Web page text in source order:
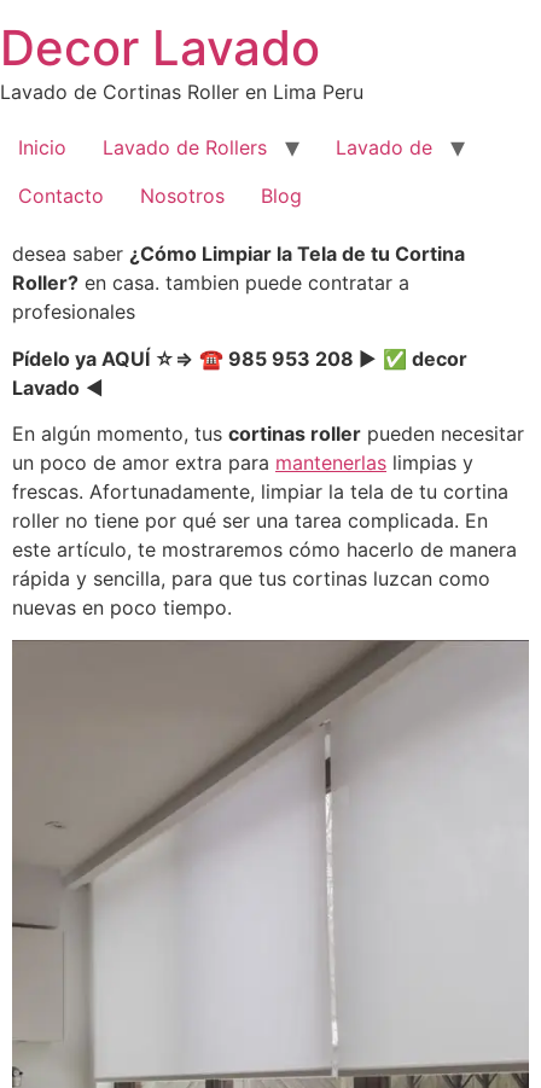
al
contenido
Decor Lavado
Lavado de Cortinas Roller en Lima Peru
Inicio Lavado de Rollers
Lavado de
Contacto
Nosotros Blog
desea saber ¿Cómo Limpiar la Tela de tu Cortina
Roller? en casa. tambien puede contratar a
profesionales
Pídelo ya AQUÍ ☆ ⇒ ☎ 985 953 208 ▶️ ✅ decor
Lavado ◀️
En algún momento, tus cortinas roller pueden necesitar
un poco de amor extra para mantenerlas limpias y
frescas. Afortunadamente, limpiar la tela de tu cortina
roller no tiene por qué ser una tarea complicada. En
este artículo, te mostraremos cómo hacerlo de manera
rápida y sencilla, para que tus cortinas luzcan como
nuevas en poco tiempo.